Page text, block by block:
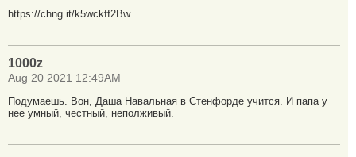
https://chng.it/k5wckff2Bw
1000z
Aug 20 2021 12:49AM
Подумаешь. Вон, Даша Навальная в Стенфорде учится. И папа у
нее умный, честный, неполживый.